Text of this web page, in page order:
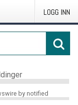
LOGG INN
by notified